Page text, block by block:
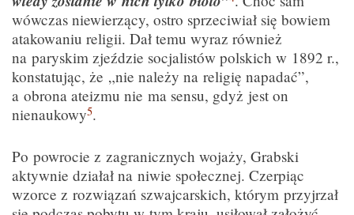
wówczas niewierzący, ostro sprzeciwiał się bowiem
atakowaniu religii. Dał temu wyraz również
na paryskim zjeździe socjalistów polskich w 1892 r.,
konstatując, że „nie należy na religię napadać”,
a obrona ateizmu nie ma sensu, gdyż jest on
nienaukowy5.
Po powrocie z zagranicznych wojaży, Grabski
aktywnie działał na niwie społecznej. Czerpiąc
wzorce z rozwiązań szwajcarskich, którym przyjrzał